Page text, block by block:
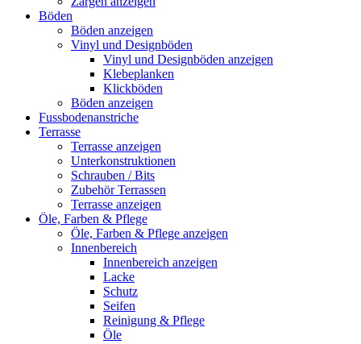
Böden
Böden anzeigen
Vinyl und Designböden
Vinyl und Designböden anzeigen
Klebeplanken
Klickböden
Böden anzeigen
Fussbodenanstriche
Terrasse
Terrasse anzeigen
Unterkonstruktionen
Schrauben / Bits
Zubehör Terrassen
Terrasse anzeigen
Öle, Farben & Pflege
Öle, Farben & Pflege anzeigen
Innenbereich
Innenbereich anzeigen
Lacke
Schutz
Seifen
Reinigung & Pflege
Öle